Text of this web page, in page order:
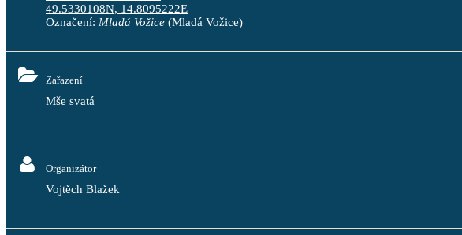
49.5330108N, 14.8095222E
Označení: Mladá Vožice (Mladá Vožice)
Zařazení
Mše svatá
Organizátor
Vojtěch Blažek